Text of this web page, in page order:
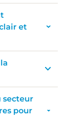
et
secteur
pour